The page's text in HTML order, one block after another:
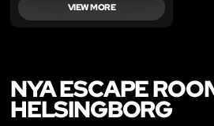
VIEW MORE
NYA ESCAPE
HELSINGBORG